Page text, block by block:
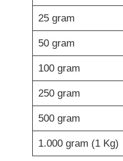
25 gram
50 gram
100 gram
250 gram
500 gram
1.000 gram (1 Kg)